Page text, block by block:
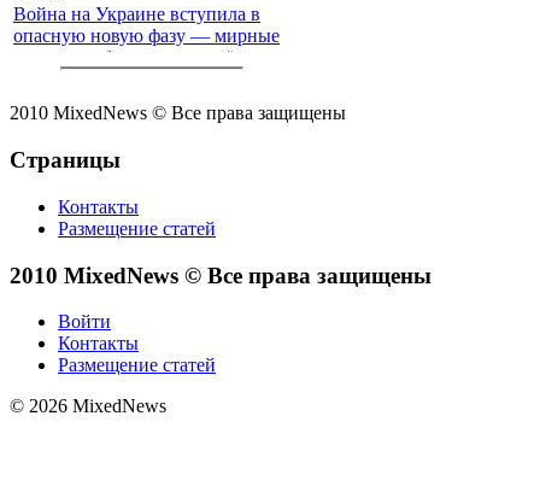
Война на Украине вступила в
опасную новую фазу — мирные
жители с обеих сторон всё чаще
2010 MixedNews © Все права защищены
Страницы
Контакты
Размещение статей
2010 MixedNews © Все права защищены
Войти
Контакты
Размещение статей
© 2026 MixedNews